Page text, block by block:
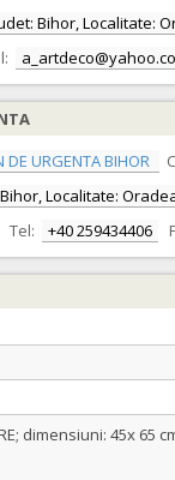
Bihor, Localitate:
DE URGENTA BIHOR
Localitate:
Tel: +40 259434406
dimensiuni: 45x